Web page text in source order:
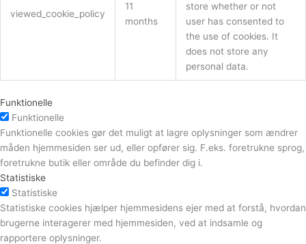
viewed_cookie_policy
11
months
store whether or not
user has consented to
the use of cookies. It
does not store any
personal data.
Funktionelle
Funktionelle
Funktionelle cookies gør det muligt at lagre oplysninger som ændrer
måden hjemmesiden ser ud, eller opfører sig. F.eks. foretrukne sprog,
foretrukne butik eller område du befinder dig i.
Statistiske
Statistiske
Statistiske cookies hjælper hjemmesidens ejer med at forstå, hvordan
brugerne interagerer med hjemmesiden, ved at indsamle og
rapportere oplysninger.